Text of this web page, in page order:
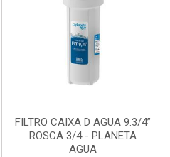
FILTRO CAIXA D AGUA 9.3/4”
ROSCA 3/4 - PLANETA
AGUA